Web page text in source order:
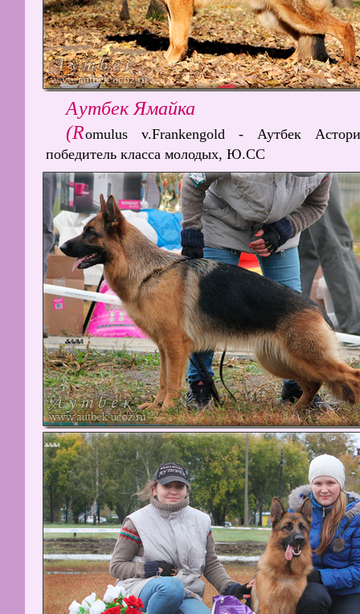
Аутбек Ямайка
(Romulus v.Frankengold - Аутбек
победитель класса молодых, Ю.СС